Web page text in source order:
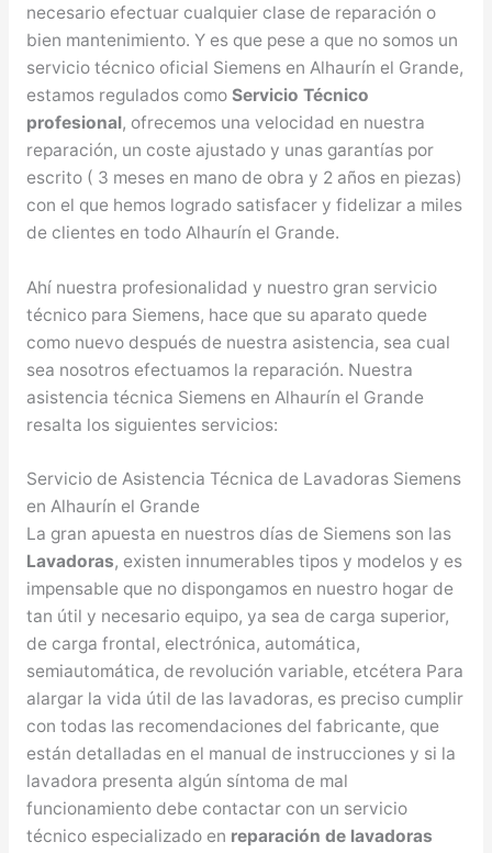
necesario efectuar cualquier clase de reparación o
bien mantenimiento. Y es que pese a que no somos un
servicio técnico oficial Siemens en Alhaurín el Grande,
estamos regulados como Servicio Técnico
profesional, ofrecemos una velocidad en nuestra
reparación, un coste ajustado y unas garantías por
escrito ( 3 meses en mano de obra y 2 años en piezas)
con el que hemos logrado satisfacer y fidelizar a miles
de clientes en todo Alhaurín el Grande.
Ahí nuestra profesionalidad y nuestro gran servicio
técnico para Siemens, hace que su aparato quede
como nuevo después de nuestra asistencia, sea cual
sea nosotros efectuamos la reparación. Nuestra
asistencia técnica Siemens en Alhaurín el Grande
resalta los siguientes servicios:
Servicio de Asistencia Técnica de Lavadoras Siemens
en Alhaurín el Grande
La gran apuesta en nuestros días de Siemens son las
Lavadoras, existen innumerables tipos y modelos y es
impensable que no dispongamos en nuestro hogar de
tan útil y necesario equipo, ya sea de carga superior,
de carga frontal, electrónica, automática,
semiautomática, de revolución variable, etcétera Para
alargar la vida útil de las lavadoras, es preciso cumplir
con todas las recomendaciones del fabricante, que
están detalladas en el manual de instrucciones y si la
lavadora presenta algún síntoma de mal
funcionamiento debe contactar con un servicio
técnico especializado en reparación de lavadoras